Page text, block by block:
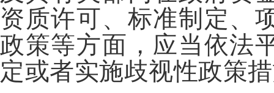
资质许可、标准制定、
政策等方面，应当依法
定或者实施歧视性政策